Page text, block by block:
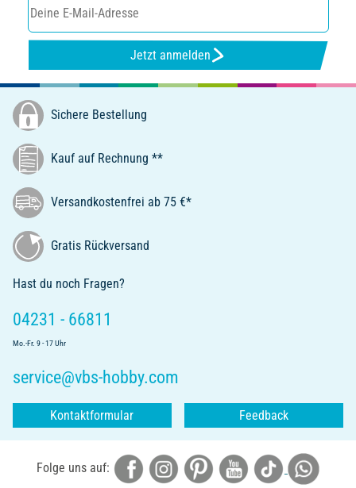
Jetzt anmelden
Sichere Bestellung
Kauf auf Rechnung **
Versandkostenfrei ab 75 €*
Gratis Rückversand
Hast du noch Fragen?
04231 - 66811
Mo.-Fr. 9 - 17 Uhr
service@vbs-hobby.com
Kontaktformular Feedback
Folge uns auf: